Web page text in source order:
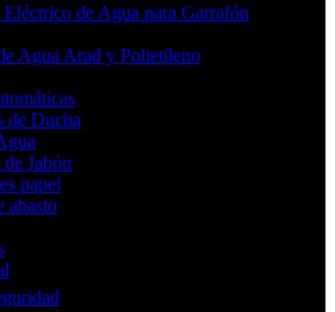
Eléctrico de Agua para Garrafón
Agua Arad y Polietileno
de Ducha
Jabón
papel
abasto